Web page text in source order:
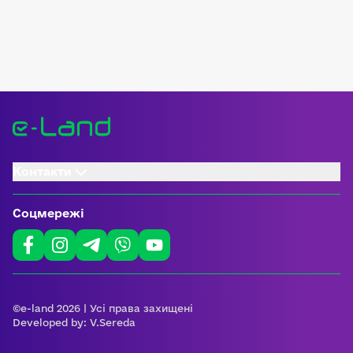
Соцмережі
©e-land 2026 | Усі права захищені
Developed by: V.Sereda